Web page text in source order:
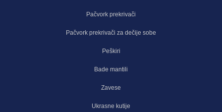
Pačvork prekrivači
Pačvork prekrivači za dečije sobe
Peškiri
Bade mantili
Zavese
Ukrasne kutije